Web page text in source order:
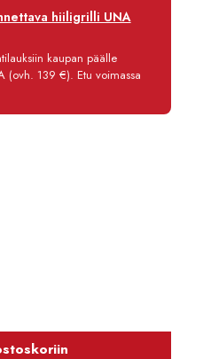
12 kk
3,90 €/kk
3 736,80 €
hiiligrilli UNA
kaupan päälle
(ovh. 139 €). Etu voimassa